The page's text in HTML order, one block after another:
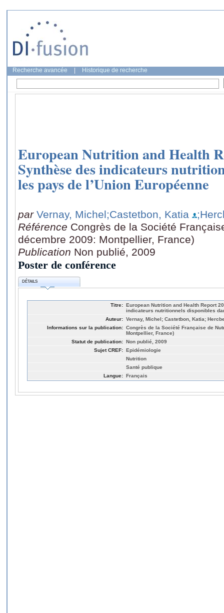
Recherche avancée Historique de recherche
European Nutrition and Health
Synthèse des indicateurs
les pays de l’Union Européenne
par Vernay, Michel;Castetbon, Katia
Référence Congrès de la Société
décembre 2009: Montpellier, France)
Publication Non publié, 2009
Poster de conférence
DÉTAILS
Titre: European Nutrition and Health Report
indicateurs nutritionnels disponibles
Auteur: Vernay, Michel; Castetbon, Katia;
Informations sur la publication: Congrès de la Société Française de
Montpellier, France)
Statut de publication: Non publié, 2009
Sujet CREF: Epidémiologie
Nutrition
Santé publique
Langue: Français